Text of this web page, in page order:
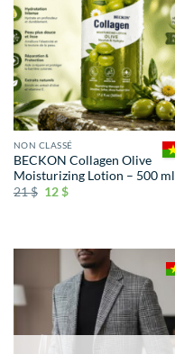
NON CLASSÉ
BECKON Collagen Olive
Moisturizing Lotion – 500 ml
21$ 12$